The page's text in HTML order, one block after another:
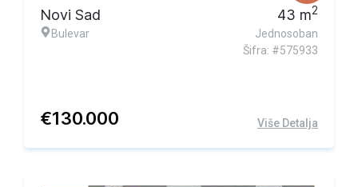
Novi Sad
Bulevar
43 m2
Jednosoban
Šifra: #575933
€130.000 Više Detalja